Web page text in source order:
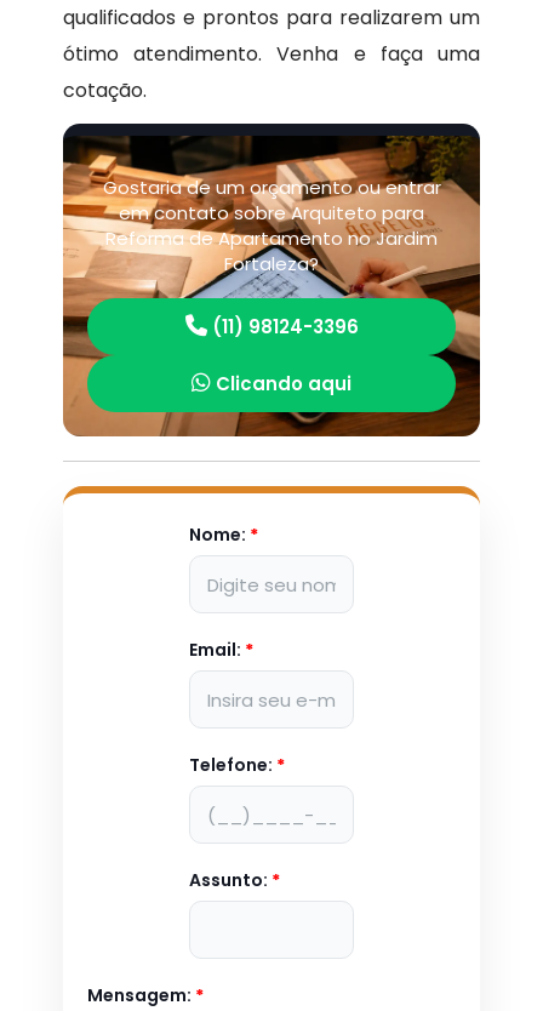
qualificados e prontos para realizarem um
ótimo atendimento. Venha e faça uma
cotação.
Gostaria de um orçamento ou entrar
em contato sobre Arquiteto para
Reforma de Apartamento no Jardim
Fortaleza?
(11) 98124-3396
Clicando aqui
Nome: *
Email: *
Telefone: *
Assunto: *
Mensagem: *